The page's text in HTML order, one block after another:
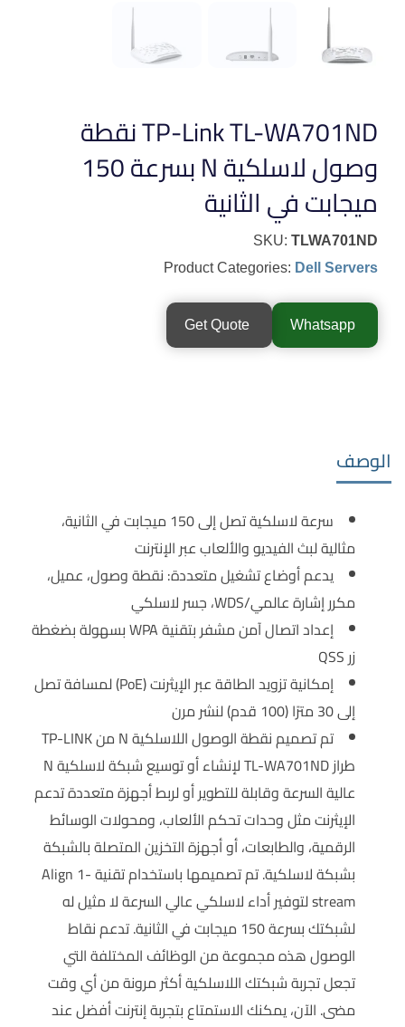
TP-Link TL-WA701ND نقطة
وصول لاسلكية N بسرعة 150
ميجابت في الثانية
SKU: TLWA701ND
Product Categories: Dell Servers
Whatsapp
Get Quote
الوصف
سرعة لاسلكية تصل إلى 150 ميجابت في الثانية،
مثالية لبث الفيديو والألعاب عبر الإنترنت
يدعم أوضاع تشغيل متعددة: نقطة وصول، عميل،
مكرر إشارة عالمي/WDS، جسر لاسلكي
إعداد اتصال آمن مشفر بتقنية WPA بسهولة بضغطة
زر QSS
إمكانية تزويد الطاقة عبر الإيثرنت (PoE) لمسافة تصل
إلى 30 مترًا (100 قدم) لنشر مرن
تم تصميم نقطة الوصول اللاسلكية N من TP-LINK
طراز TL-WA701ND لإنشاء أو توسيع شبكة لاسلكية N
عالية السرعة وقابلة للتطوير أو لربط أجهزة متعددة تدعم
الإيثرنت مثل وحدات تحكم الألعاب، ومحولات الوسائط
الرقمية، والطابعات، أو أجهزة التخزين المتصلة بالشبكة
بشبكة لاسلكية. تم تصميمها باستخدام تقنية Align 1-
stream لتوفير أداء لاسلكي عالي السرعة لا مثيل له
لشبكتك بسرعة 150 ميجابت في الثانية. تدعم نقاط
الوصول هذه مجموعة من الوظائف المختلفة التي
تجعل تجربة شبكتك اللاسلكية أكثر مرونة من أي وقت
مضى. الآن، يمكنك الاستمتاع بتجربة إنترنت أفضل عند